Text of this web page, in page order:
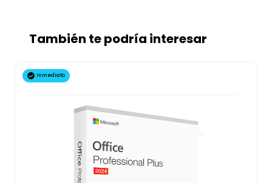
También te podría interesar
Inmediato